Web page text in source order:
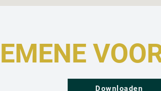
Downloaden